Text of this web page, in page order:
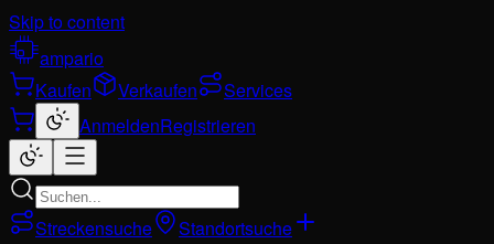
Skip to content
ampario
Kaufen
Verkaufen
Services
AnmeldenRegistrieren
Streckensuche Standortsuche